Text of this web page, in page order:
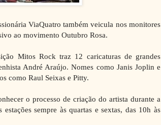
ViaQuatro também veicula nos monitores
ao movimento Outubro Rosa.
Mitos Rock traz 12 caricaturas de grandes
André Araújo. Nomes como Janis Joplin e
como Raul Seixas e Pitty.
o processo de criação do artista durante a
sempre às quartas e sextas, das 10h às